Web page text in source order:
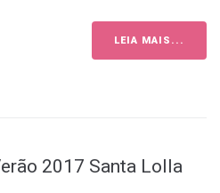
LEIA MAIS...
2017 Santa Lolla